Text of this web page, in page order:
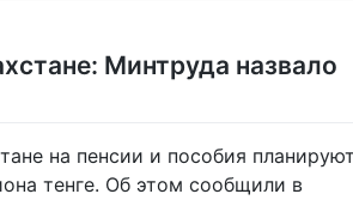
Минтруда назвало
на пенсии и пособия
тенге. Об этом сообщили в